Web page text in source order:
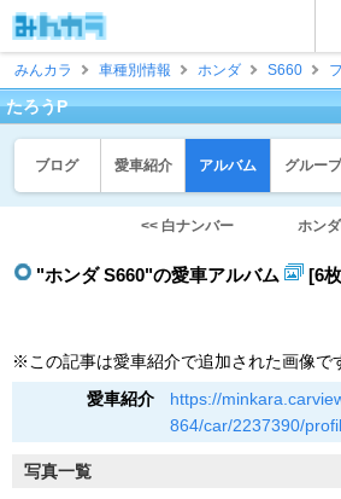
みんカラ
車種別情報 ホンダ S660
たろうP
ブログ 愛車紹介 アルバム グループ
<< 白ナンバー ホン
"ホンダ S660"の愛車アルバム [6
※この記事は愛車紹介で追加された画像で
愛車紹介
https://
864/car/2237390/
写真一覧